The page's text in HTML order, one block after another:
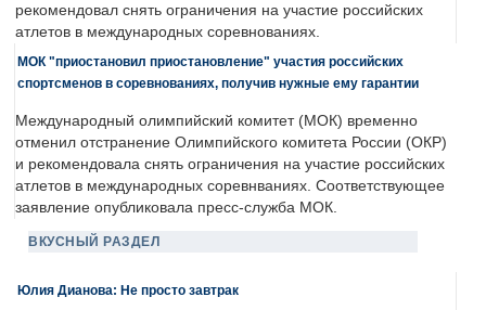
рекомендовал снять ограничения на участие российских
атлетов в международных соревнованиях.
МОК "приостановил приостановление" участия российских
спортсменов в соревнованиях, получив нужные ему гарантии
Международный олимпийский комитет (МОК) временно
отменил отстранение Олимпийского комитета России (ОКР)
и рекомендовала снять ограничения на участие российских
атлетов в международных соревнваниях. Соответствующее
заявление опубликовала пресс-служба МОК.
ВКУСНЫЙ РАЗДЕЛ
Юлия Дианова: Не просто завтрак